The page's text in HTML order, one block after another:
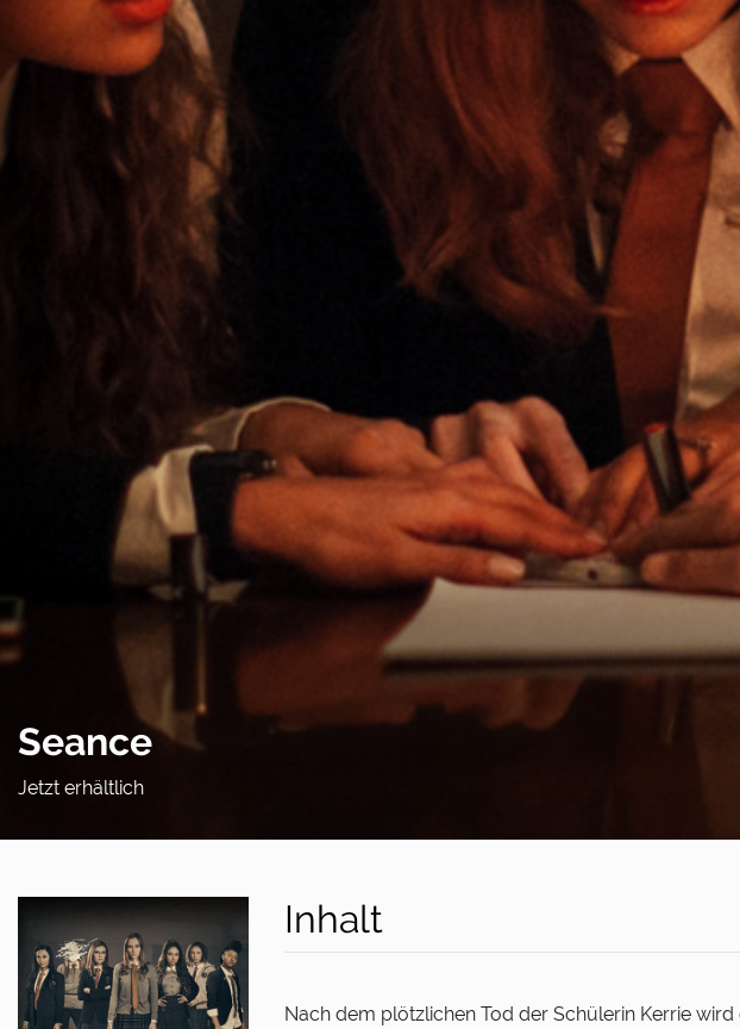
Seance
Jetzt erhältlich
Inhalt
Nach dem plötzlichen Tod der Schülerin Kerrie